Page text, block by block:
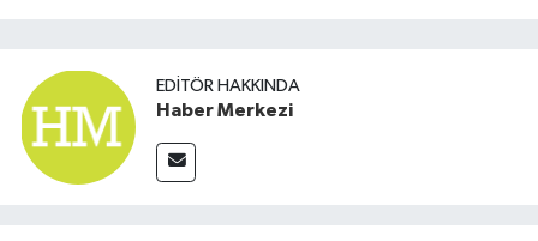
EDITÖR HAKKINDA
Haber Merkezi